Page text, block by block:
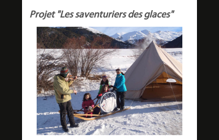
Projet "Les saventuriers des glaces"